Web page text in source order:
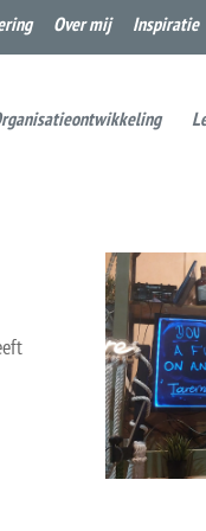
Over mij Inspiratie